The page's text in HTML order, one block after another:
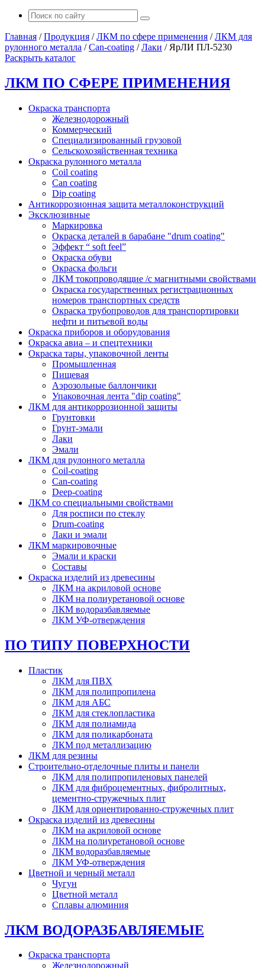
Главная /Продукция /ЛКМ по сфере применения /ЛКМ для
рулонного металла /Can-coating /Лаки / ЯрЛИ ПЛ-5230
Раскрыть каталог
ЛКМ ПО СФЕРЕ ПРИМЕНЕНИЯ
Окраска транспорта
Железнодорожный
Коммерческий
Специализированный грузовой
Сельскохозяйственная техника
Окраска рулонного металла
Coil coating
Can coating
Dip coating
Антикоррозионная защита металлоконструкций
Эксклюзивные
Маркировка
Окраска деталей в барабане "drum coating"
Эффект “ soft feel”
Окраска обуви
Окраска фольги
ЛКМ токопроводящие /с магнитными свойствами
Окраска государственных регистрационных
номеров транспортных средств
Окраска трубопроводов для транспортировки
нефти и питьевой воды
Окраска приборов и оборудования
Окраска авиа – и спецтехники
Окраска тары, упаковочной ленты
Промышленная
Пищевая
Аэрозольные баллончики
Упаковочная лента "dip coating"
ЛКМ для антикоррозионной защиты
Грунтовки
Грунт-эмали
Лаки
Эмали
ЛКМ для рулонного металла
Coil-coating
Can-coating
Deep-coating
ЛКМ со специальными свойствами
Для росписи по стеклу
Drum-coating
Лаки и эмали
ЛКМ маркировочные
Эмали и краски
Составы
Окраска изделий из древесины
ЛКМ на акриловой основе
ЛКМ на полиуретановой основе
ЛКМ водоразбавляемые
ЛКМ УФ-отверждения
ПО ТИПУ ПОВЕРХНОСТИ
Пластик
ЛКМ для ПВХ
ЛКМ для полипропилена
ЛКМ для АБС
ЛКМ для стеклопластика
ЛКМ для полиамида
ЛКМ для поликарбоната
ЛКМ под металлизацию
ЛКМ для резины
Строительно-отделочные плиты и панели
ЛКМ для полипропиленовых панелей
ЛКМ для фиброцементных, фибролитных,
цементно-стружечных плит
ЛКМ для ориентированно-стружечных плит
Окраска изделий из древесины
ЛКМ на акриловой основе
ЛКМ на полиуретановой основе
ЛКМ водоразбавляемые
ЛКМ УФ-отверждения
Цветной и черный металл
Чугун
Цветной металл
Сплавы алюминия
ЛКМ ВОДОРАЗБАВЛЯЕМЫЕ
Окраска транспорта
Железнодорожный